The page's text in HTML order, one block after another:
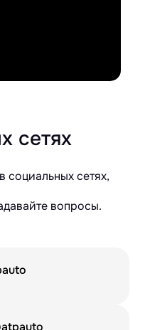
сетях
социальных сетях,
вопросы.